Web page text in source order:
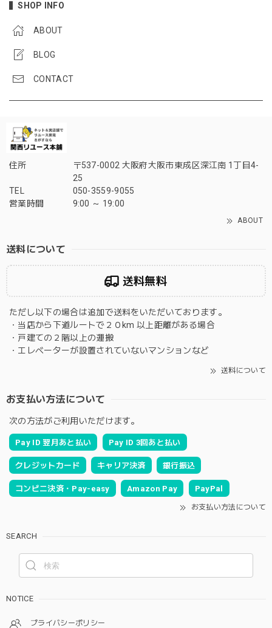
SHOP INFO
ABOUT
BLOG
CONTACT
住所
〒537-0002 大阪府大阪市東成区深江南 1丁目4-
25
TEL
050-3559-9055
営業時間
9:00 ～ 19:00
ABOUT
送料について
送料無料
ただし以下の場合は追加で送料をいただいております。
・当店から下道ルートで２０km 以上距離がある場合
・戸建ての２階以上の運搬
・エレベーターが設置されていないマンションなど
送料について
お支払い方法について
次の方法がご利用いただけます。
Pay ID 翌月あと払い Pay ID 3回あと払い
クレジットカード キャリア決済 銀行振込
コンビニ決済・Pay-easy Amazon Pay PayPal
お支払い方法について
SEARCH
NOTICE
プライバシーポリシー